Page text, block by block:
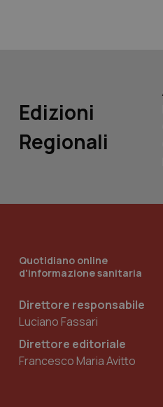
Edizioni
Regionali
Quotidiano online
d'informazione sanitaria
Direttore responsabile
Luciano Fassari
Direttore editoriale
Francesco Maria Avitto